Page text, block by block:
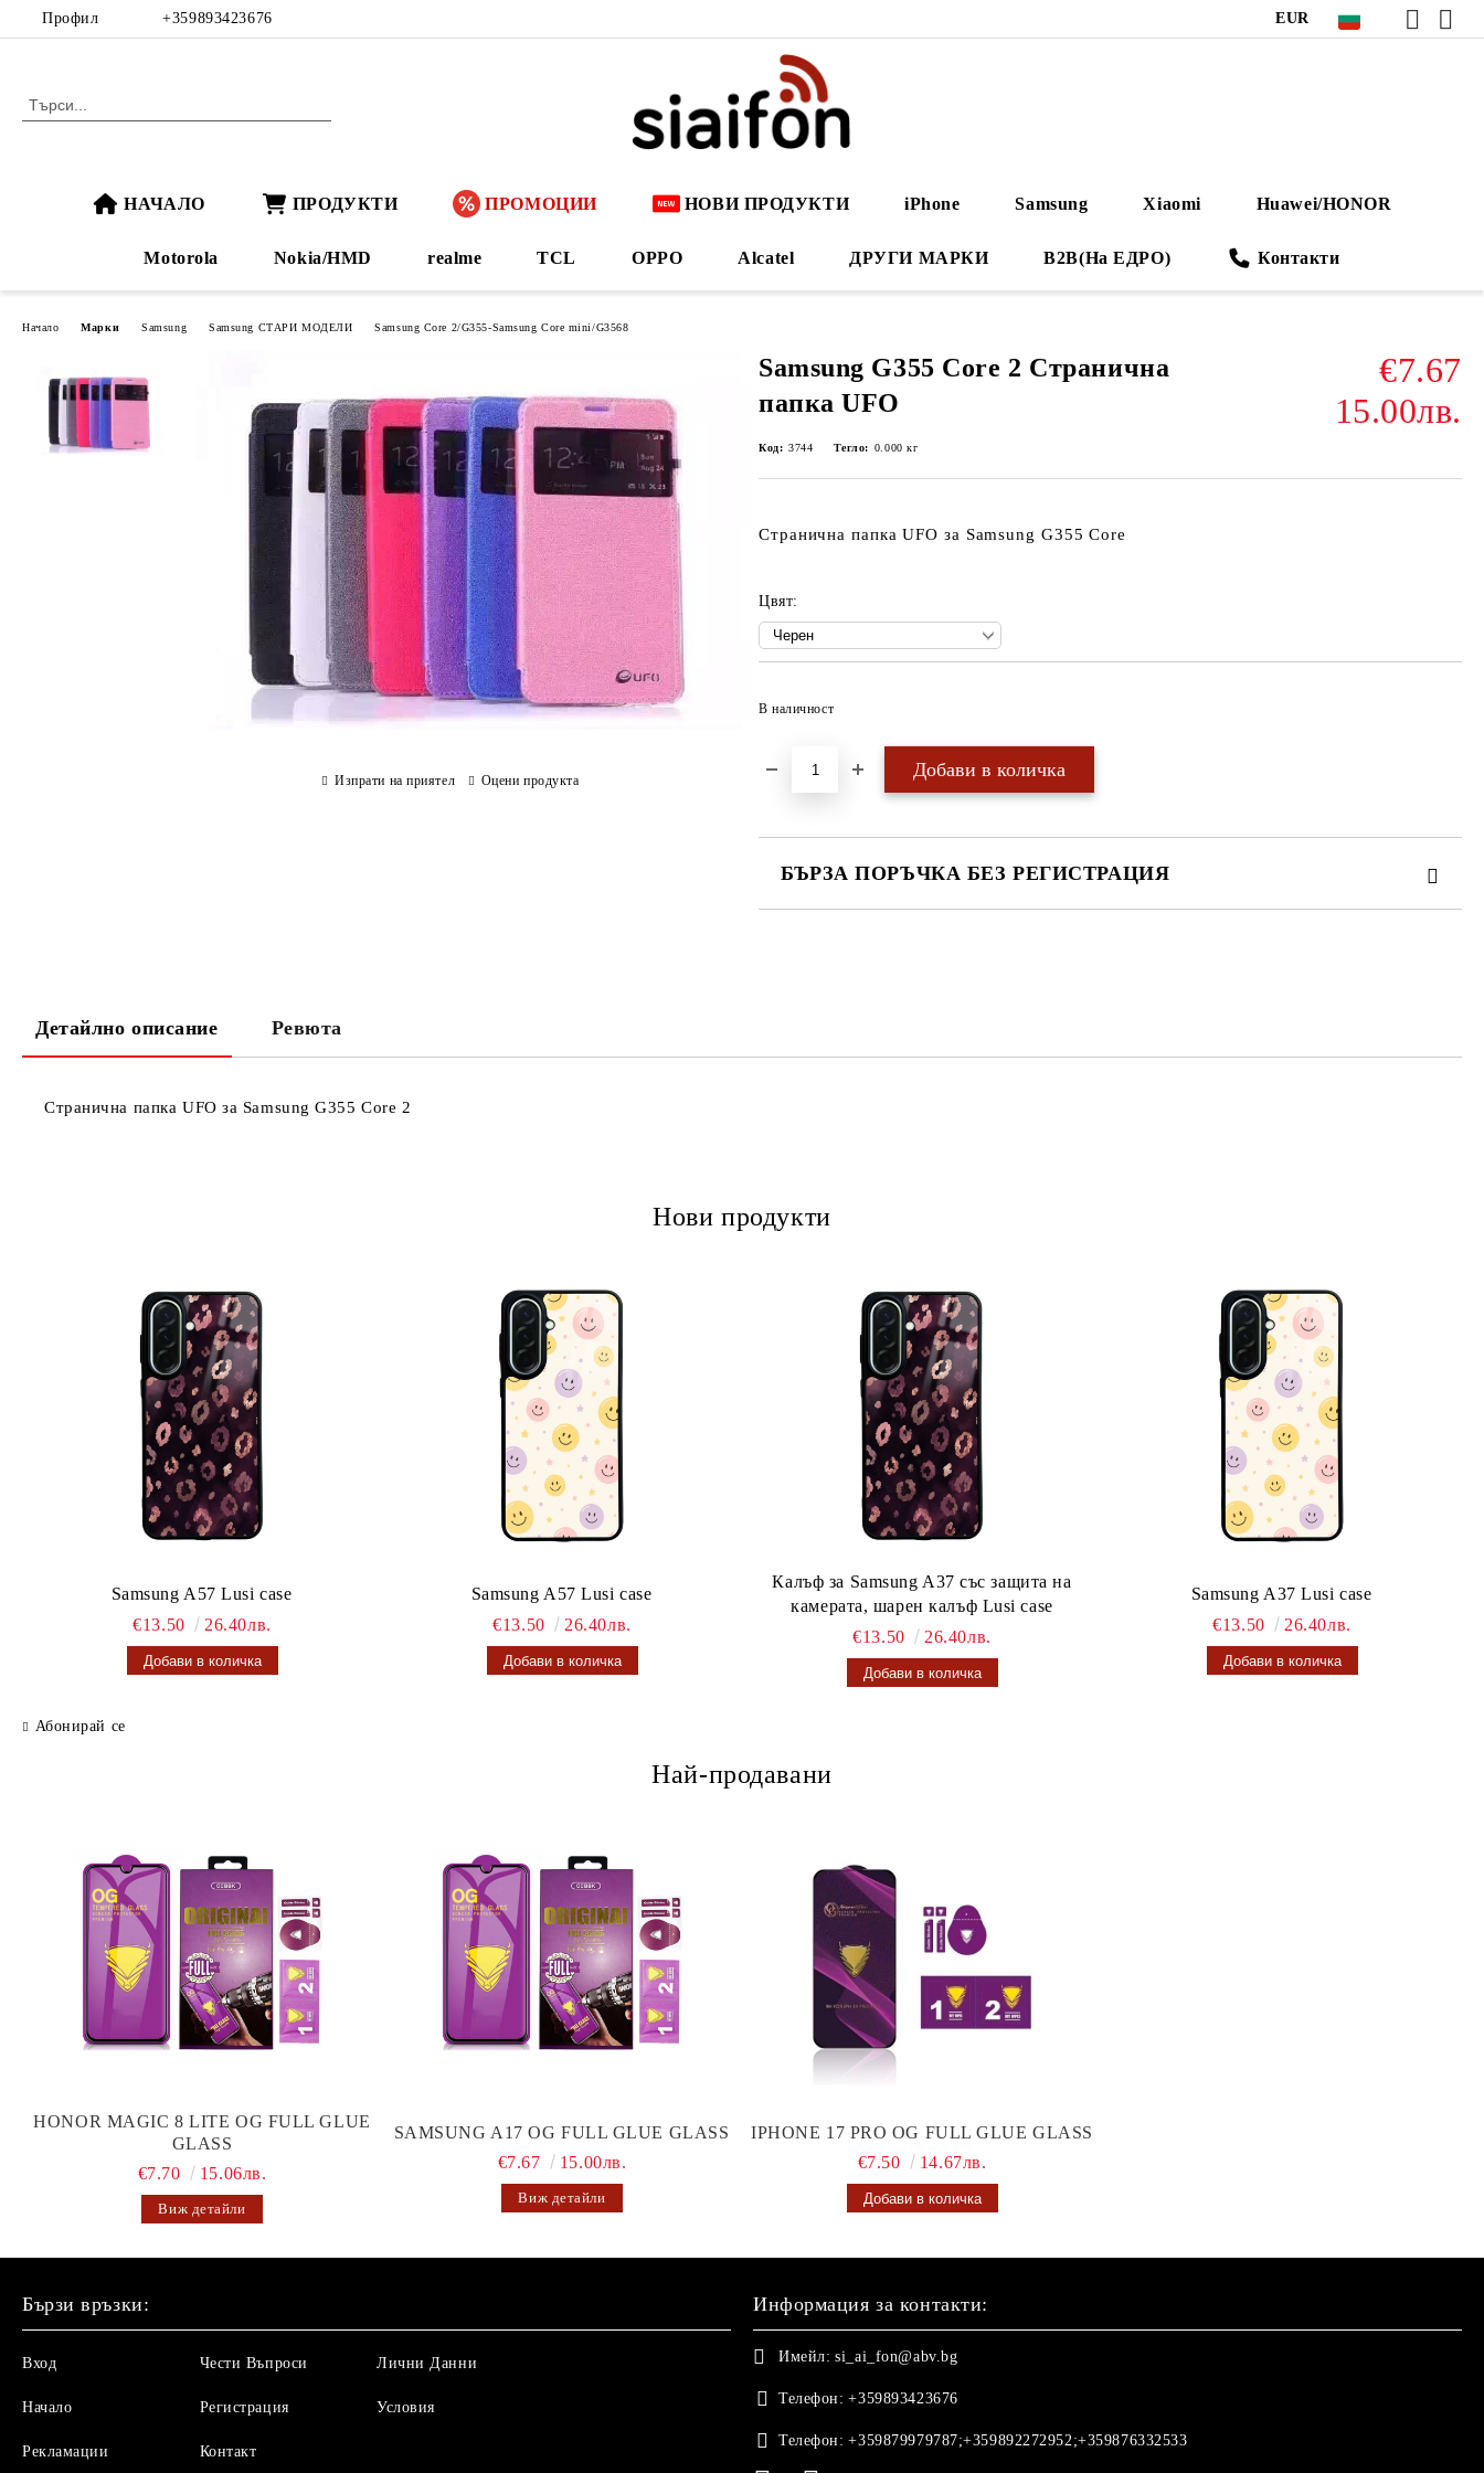
Профил +359893423676 EUR
НАЧАЛО ПРОДУКТИ ПРОМОЦИИ НОВИ ПРОДУКТИ iPhone Samsung Xiaomi Huawei/HONOR
Motorola Nokia/HMD realme TCL OPPO Alcatel ДРУГИ МАРКИ B2B(На ЕДРО) Контакти
Начало Марки Samsung Samsung СТАРИ МОДЕЛИ Samsung Core 2/G355-Samsung Core mini/G3568
Samsung G355 Core 2 Странична
папка UFO
€7.67
15.00лв.
Код: 3744 Тегло: 0.000 кг
Странична папка UFO за Samsung G355 Core
Цвят:
В наличност
БЪРЗА ПОРЪЧКА БЕЗ РЕГИСТРАЦИЯ
Изпрати на приятел Оцени продукта
Детайлно описание Ревюта
Странична папка UFO за Samsung G355 Core 2
Нови продукти
Samsung A57 Lusi case
€13.50
26.40лв.
Samsung A57 Lusi case
€13.50
26.40лв.
Калъф за Samsung A37 със защита на
камерата, шарен калъф Lusi case
€13.50
26.40лв.
Samsung A37 Lusi case
€13.50
26.40лв.
Абонирай се
Най-продавани
HONOR MAGIC 8 LITE OG FULL GLUE
GLASS
€7.70
15.06лв.
Виж детайли
SAMSUNG A17 OG FULL GLUE GLASS
€7.67
15.00лв.
Виж детайли
IPHONE 17 PRO OG FULL GLUE GLASS
€7.50
14.67лв.
Бързи връзки:
Вход
Начало
Рекламации
Чести Въпроси
Регистрация
Контакт
Лични Данни
Условия
Информация за контакти:
Имейл: si_ai_fon@abv.bg
Телефон: +359893423676
Телефон: +359879979787;+359892272952;+359876332533